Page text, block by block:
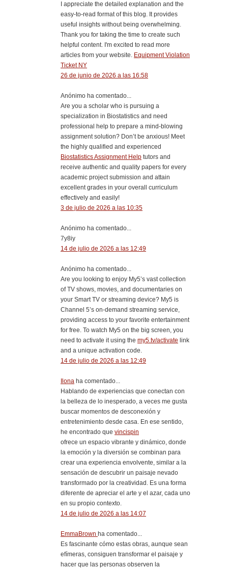
I appreciate the detailed explanation and the
easy-to-read format of this blog. It provides
useful insights without being overwhelming.
Thank you for taking the time to create such
helpful content. I'm excited to read more
articles from your website. Equipment Violation
Ticket NY
26 de junio de 2026 a las 16:58
Anónimo ha comentado...
Are you a scholar who is pursuing a
specialization in Biostatistics and need
professional help to prepare a mind-blowing
assignment solution? Don’t be anxious! Meet
the highly qualified and experienced
Biostatistics Assignment Help tutors and
receive authentic and quality papers for every
academic project submission and attain
excellent grades in your overall curriculum
effectively and easily!
3 de julio de 2026 a las 10:35
Anónimo ha comentado...
7y8iy
14 de julio de 2026 a las 12:49
Anónimo ha comentado...
Are you looking to enjoy My5’s vast collection
of TV shows, movies, and documentaries on
your Smart TV or streaming device? My5 is
Channel 5’s on-demand streaming service,
providing access to your favorite entertainment
for free. To watch My5 on the big screen, you
need to activate it using the my5.tv/activate link
and a unique activation code.
14 de julio de 2026 a las 12:49
Ilona ha comentado...
Hablando de experiencias que conectan con
la belleza de lo inesperado, a veces me gusta
buscar momentos de desconexión y
entretenimiento desde casa. En ese sentido,
he encontrado que vincispin
ofrece un espacio vibrante y dinámico, donde
la emoción y la diversión se combinan para
crear una experiencia envolvente, similar a la
sensación de descubrir un paisaje nevado
transformado por la creatividad. Es una forma
diferente de apreciar el arte y el azar, cada uno
en su propio contexto.
14 de julio de 2026 a las 14:07
EmmaBrown ha comentado...
Es fascinante cómo estas obras, aunque sean
efímeras, consiguen transformar el paisaje y
hacer que las personas observen la